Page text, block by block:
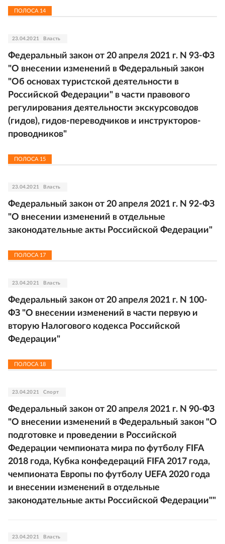
ПОЛОСА 14
23.04.2021 Власть
Федеральный закон от 20 апреля 2021 г. N 93-ФЗ
"О внесении изменений в Федеральный закон
"Об основах туристской деятельности в
Российской Федерации" в части правового
регулирования деятельности экскурсоводов
(гидов), гидов-переводчиков и инструкторов-
проводников"
ПОЛОСА 15
23.04.2021 Власть
Федеральный закон от 20 апреля 2021 г. N 92-ФЗ
"О внесении изменений в отдельные
законодательные акты Российской Федерации"
ПОЛОСА 17
23.04.2021 Власть
Федеральный закон от 20 апреля 2021 г. N 100-
ФЗ "О внесении изменений в части первую и
вторую Налогового кодекса Российской
Федерации"
ПОЛОСА 18
23.04.2021 Спорт
Федеральный закон от 20 апреля 2021 г. N 90-ФЗ
"О внесении изменений в Федеральный закон "О
подготовке и проведении в Российской
Федерации чемпионата мира по футболу FIFA
2018 года, Кубка конфедераций FIFA 2017 года,
чемпионата Европы по футболу UEFA 2020 года
и внесении изменений в отдельные
законодательные акты Российской Федерации""
23.04.2021 Власть